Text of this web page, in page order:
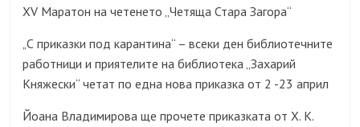
XV Маратон на четенето „Четяща Стара Загора“
„С приказки под карантина“ – всеки ден библиотечните
работници и приятелите на библиотека „Захарий
Княжески“ четат по една нова приказка от 2 -23 април
Йоана Владимирова ще прочете приказката от Х. К.